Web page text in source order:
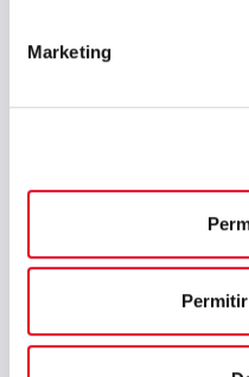
Marketing
He leído y aceptado
« Volver a Aceros para